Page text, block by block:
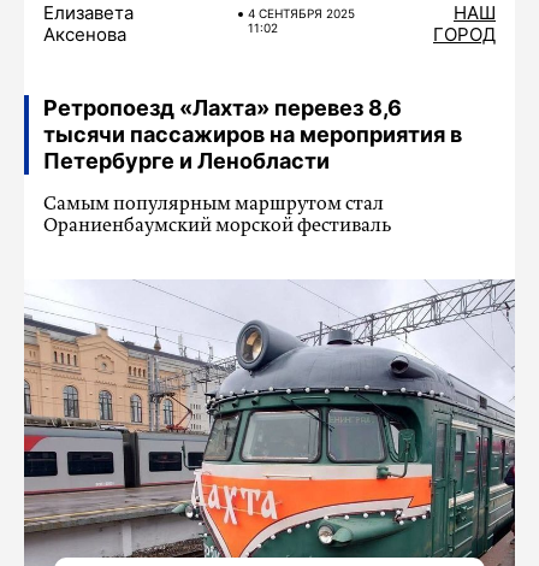
Елизавета
Аксенова
4 СЕНТЯБРЯ 2025
11:02
НАШ
ГОРОД
Ретропоезд «Лахта» перевез 8,6
тысячи пассажиров на мероприятия в
Петербурге и Ленобласти
Самым популярным маршрутом стал
Ораниенбаумский морской фестиваль